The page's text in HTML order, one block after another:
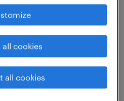
・サーバー設計
all cookies
all cookies